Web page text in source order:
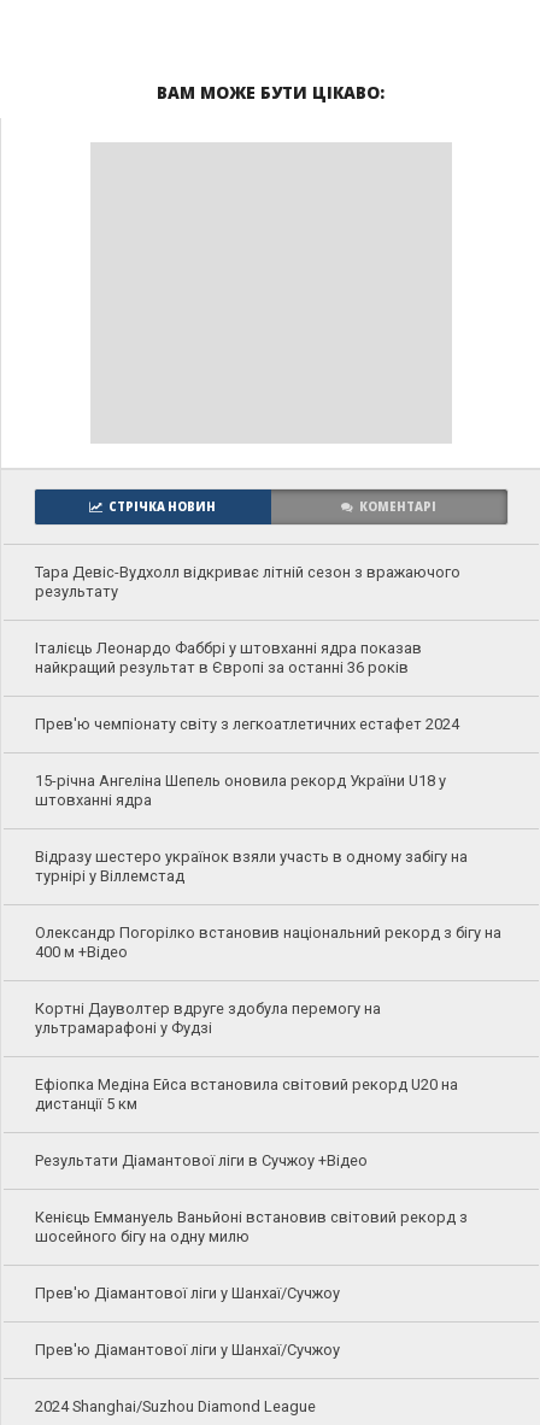
ВАМ МОЖЕ БУТИ ЦІКАВО:
СТРІЧКА НОВИН КОМЕНТАРІ
Тара Девіс-Вудхолл відкриває літній сезон з вражаючого
результату
Італієць Леонардо Фаббрі у штовханні ядра показав
найкращий результат в Європі за останні 36 років
Прев'ю чемпіонату світу з легкоатлетичних естафет 2024
15-річна Ангеліна Шепель оновила рекорд України U18 у
штовханні ядра
Відразу шестеро українок взяли участь в одному забігу на
турнірі у Віллемстад
Олександр Погорілко встановив національний рекорд з бігу на
400 м +Відео
Кортні Дауволтер вдруге здобула перемогу на
ультрамарафоні у Фудзі
Ефіопка Медіна Ейса встановила світовий рекорд U20 на
дистанції 5 км
Результати Діамантової ліги в Сучжоу +Відео
Кенієць Еммануель Ваньйоні встановив світовий рекорд з
шосейного бігу на одну милю
Прев'ю Діамантової ліги у Шанхаї/Сучжоу
Прев'ю Діамантової ліги у Шанхаї/Сучжоу
2024 Shanghai/Suzhou Diamond League